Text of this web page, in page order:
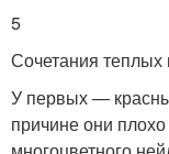
5
Сочетания теплых
У первых —
причине они